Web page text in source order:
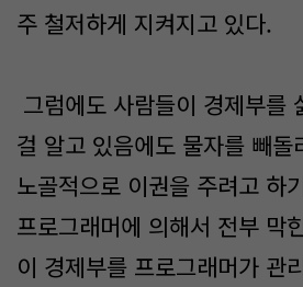
주 철저하게 지켜지고 있다.
그럼에도 사람들이 경제부를
걸 알고 있음에도 물자를 빼
노골적으로 이권을 주려고 하
프로그래머에 의해서 전부 막
이 경제부를 프로그래머가 관